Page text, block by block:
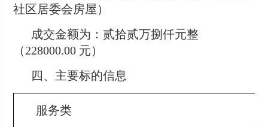
社区居委会房屋）
成交金额为：贰拾贰万捌仟元整
（228000.00 元）
四、主要标的信息
服务类